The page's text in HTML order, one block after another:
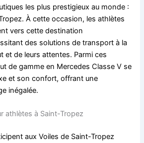
les plus prestigieux au monde :
À cette occasion, les athlètes
vers cette destination
des solutions de transport à la
et de leurs attentes. Parmi ces
de gamme en Mercedes Classe V se
et son confort, offrant une
inégalée.
athlètes à Saint-Tropez
aux Voiles de Saint-Tropez